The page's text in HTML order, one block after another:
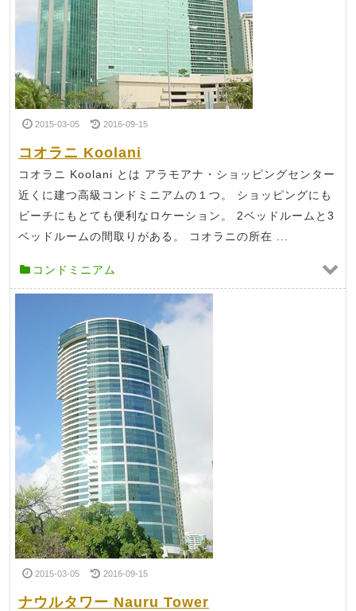
2015-03-05 2016-09-15
コオラニ Koolani
コオラニ Koolani とは アラモアナ・ショッピングセンター
近くに建つ高級コンドミニアムの１つ。 ショッピングにも
ビーチにもとても便利なロケーション。 2ベッドルームと3
ベッドルームの間取りがある。 コオラニの所在 ...
コンドミニアム
2015-03-05 2016-09-15
ナウルタワー Nauru Tower